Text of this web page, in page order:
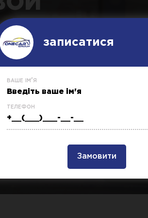
[UA]
записатися
ваше ім'я
телефон